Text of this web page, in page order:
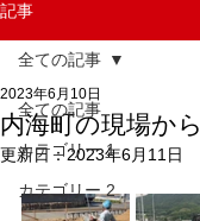
記事
全ての記事
カテゴリー 1
カテゴリー 2
全ての記事
内海町の現場から
2023年6月10日
更新日：2023年6月11日